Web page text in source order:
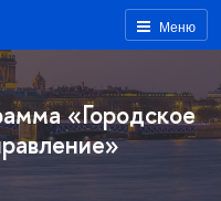
Меню
«Городское